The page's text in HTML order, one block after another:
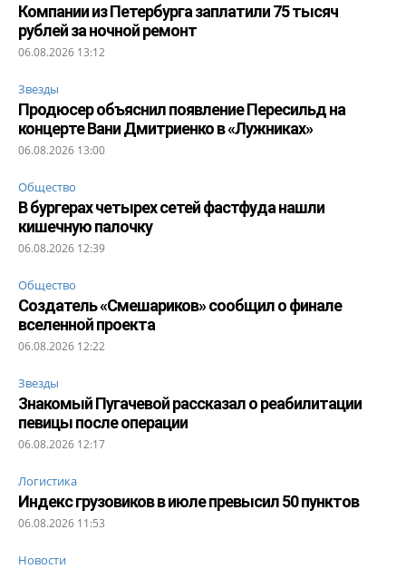
Компании из Петербурга заплатили 75 тысяч
рублей за ночной ремонт
06.08.2026 13:12
Звезды
Продюсер объяснил появление Пересильд на
концерте Вани Дмитриенко в «Лужниках»
06.08.2026 13:00
Общество
В бургерах четырех сетей фастфуда нашли
кишечную палочку
06.08.2026 12:39
Общество
Создатель «Смешариков» сообщил о финале
вселенной проекта
06.08.2026 12:22
Звезды
Знакомый Пугачевой рассказал о реабилитации
певицы после операции
06.08.2026 12:17
Логистика
Индекс грузовиков в июле превысил 50 пунктов
06.08.2026 11:53
Новости